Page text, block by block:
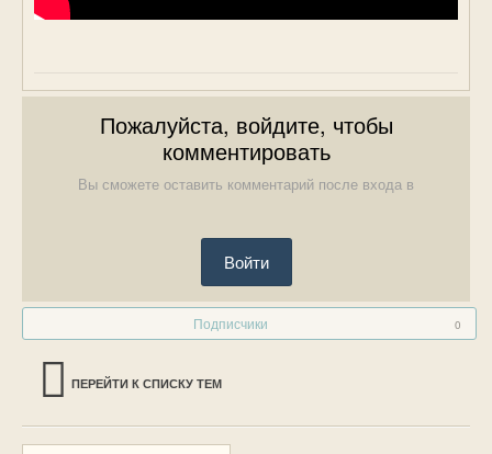
Пожалуйста, войдите, чтобы
комментировать
Вы сможете оставить комментарий после входа в
Войти
Подписчики 0
ПЕРЕЙТИ К СПИСКУ ТЕМ